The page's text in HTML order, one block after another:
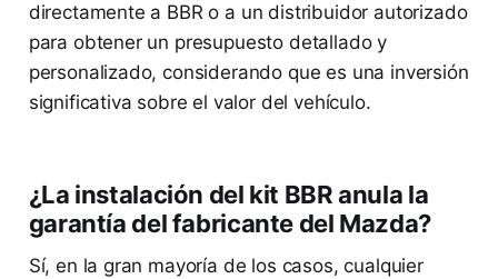
directamente a BBR o a un distribuidor autorizado
para obtener un presupuesto detallado y
personalizado, considerando que es una inversión
significativa sobre el valor del vehículo.
¿La instalación del kit BBR anula la
garantía del fabricante del Mazda?
Sí, en la gran mayoría de los casos, cualquier